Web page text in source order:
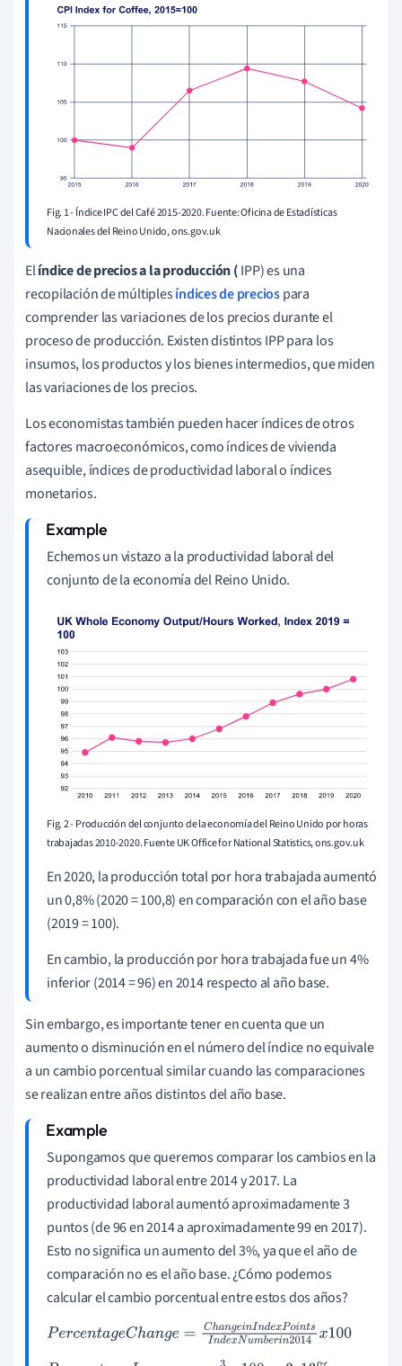
Fig. 1 - Índice IPC del Café 2015-2020. Fuente: Oficina de Estadísticas
Nacionales del Reino Unido, ons.gov.uk
Elíndice de precios a la producción (IPP) es una
recopilación de múltiplesíndices de preciospara
comprender las variaciones de los precios durante el
proceso de producción. Existen distintos IPP para los
insumos, los productos y los bienes intermedios, que miden
las variaciones de los precios.
Los economistas también pueden hacer índices de otros
factores macroeconómicos, como índices de vivienda
asequible, índices de productividad laboral o índices
monetarios.
Echemos un vistazo a la productividad laboral del
conjunto de la economía del Reino Unido.
Fig. 2 - Producción del conjunto de la economía del Reino Unido por horas
trabajadas 2010-2020. Fuente UK Office for National Statistics, ons.gov.uk
En 2020, la producción total por hora trabajada aumentó
un 0,8% (2020 = 100,8) en comparación con el año base
(2019 = 100).
En cambio, la producción por hora trabajada fue un 4%
inferior (2014 = 96) en 2014 respecto al año base.
Sin embargo, es importante tener en cuenta que un
aumento o disminución en el número del índice no equivale
a un cambio porcentual similar cuando las comparaciones
se realizan entre años distintos del año base.
Supongamos que queremos comparar los cambios en la
productividad laboral entre 2014 y 2017. La
productividad laboral aumentó aproximadamente 3
puntos (de 96 en 2014 a aproximadamente 99 en 2017).
Esto no significa un aumento del 3%, ya que el año de
comparación no es el año base. ¿Cómo podemos
calcular el cambio porcentual entre estos dos años?
PercentageChange=Ch angeinIndexPointsIndexNum
be 2014